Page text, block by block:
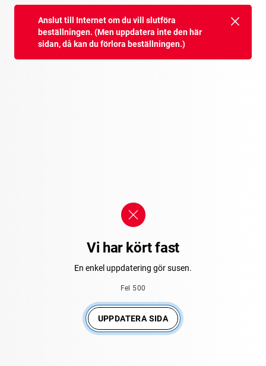
Anslut till Internet om du vill slutföra
beställningen. (Men uppdatera inte den här
sidan, då kan du förlora beställningen.)
Vi har kört fast
En enkel uppdatering gör susen.
Fel 500
UPPDATERA SIDA